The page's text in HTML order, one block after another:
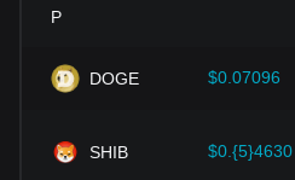
том числе расширение и
как биткоин.
принимать неверных решений.
инвесторы должны также
DOGE $0.07096
SHIB $0.{5}4630